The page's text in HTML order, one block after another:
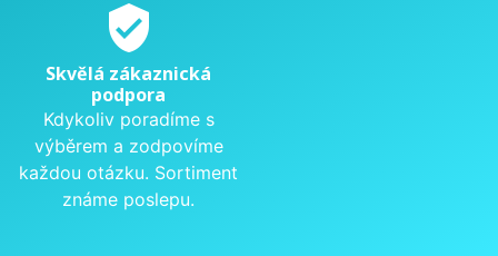
verified_user
Skvělá zákaznická
podpora
Kdykoliv poradíme s
výběrem a zodpovíme
každou otázku. Sortiment
známe poslepu.